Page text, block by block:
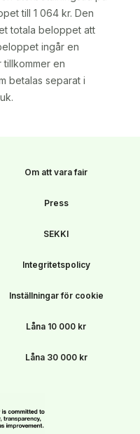
till 1 064 kr. Den
totala beloppet att
ingår en
tillkommer en
betalas separat i
Om att vara fair
Press
SEKKI
Integritetspolicy
Inställningar för cookie
Låna 10 000 kr
Låna 30 000 kr